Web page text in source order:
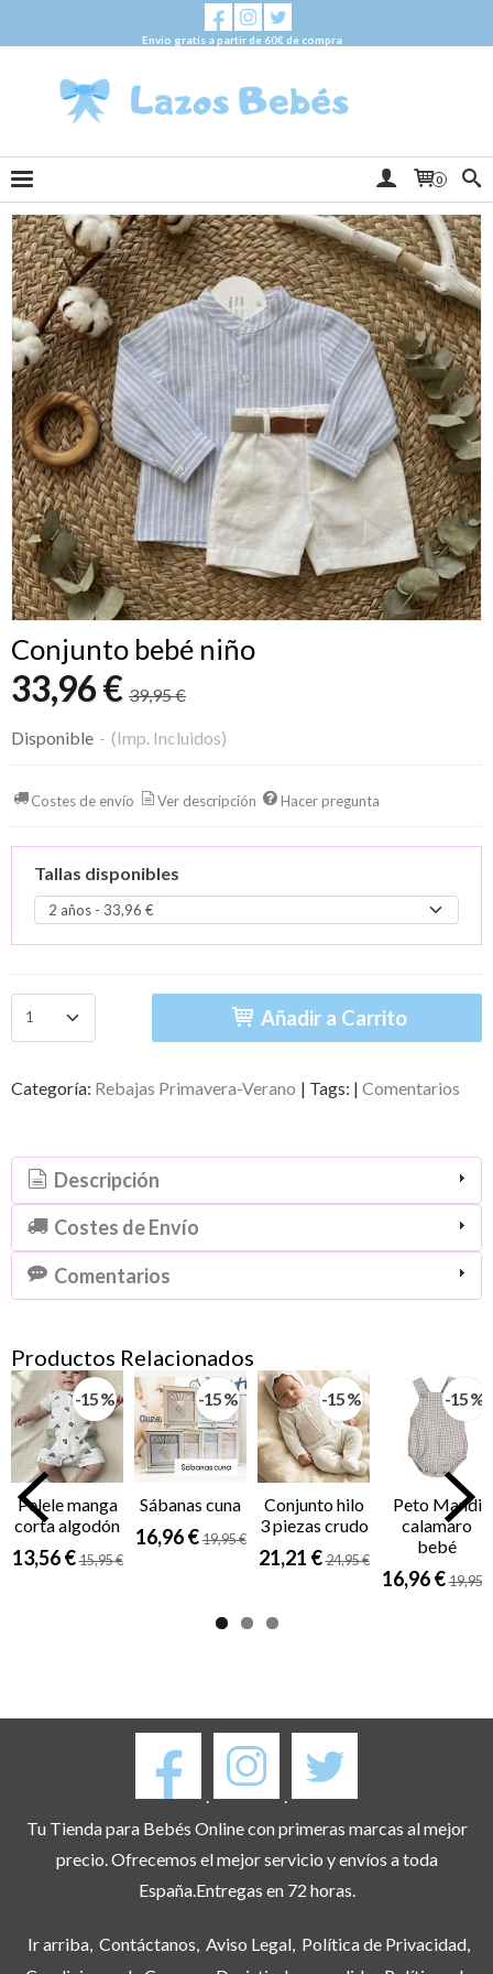
Envio gratis a partir de 60€ de compra
0
Conjunto bebé niño
33,96 € 39,95 €
Disponible - (Imp. Incluidos)
Costes de envío Ver descripción Hacer pregunta
Tallas disponibles
Añadir a Carrito
Categoría: Rebajas Primavera-Verano | Tags: | Comentarios
Descripción
Costes de Envío
Comentarios
Productos Relacionados
-15 %
Pelele manga
corta algodón
13,56 €15,95 €
-15 %
Sábanas cuna
16,96 €19,95 €
-15 %
Conjunto hilo
3 piezas crudo
21,21 €24,95 €
-15 %
Peto Mandi
calamaro
bebé
16,96 €19,95 €
.
.
Tu Tienda para Bebés Online con primeras marcas al mejor
precio. Ofrecemos el mejor servicio y envíos a toda
España.Entregas en 72 horas.
Ir arriba Contáctanos Aviso Legal Política de Privacidad